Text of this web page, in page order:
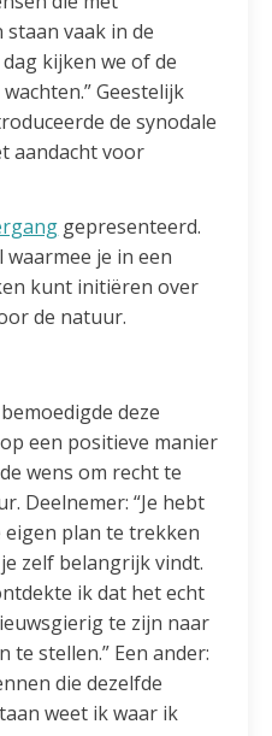
vaak in de
kijken we of de
Geestelijk
de synodale
aandacht voor
gepresenteerd.
je in een
kunt initiëren over
de natuur.
deze
een positieve manier
wens om recht te
Deelnemer: “Je hebt
eigen plan te trekken
zelf belangrijk vindt.
ik dat het echt
te zijn naar
te stellen.” Een ander:
die dezelfde
weet ik waar ik